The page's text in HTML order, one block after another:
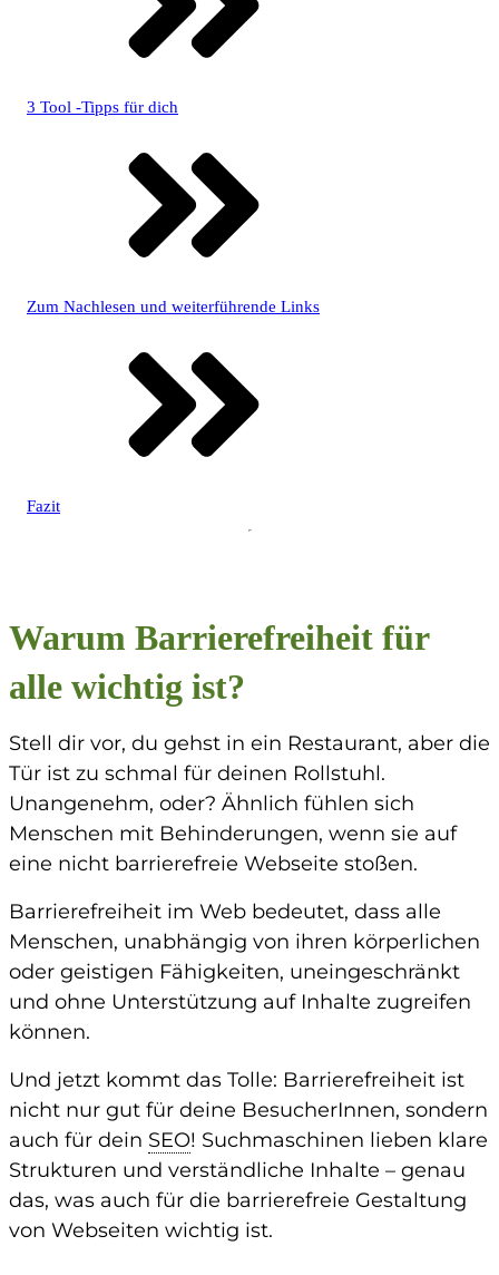
3 Tool -Tipps für dich
Zum Nachlesen und weiterführende Links
Fazit
Warum Barrierefreiheit für
alle wichtig ist?
Stell dir vor, du gehst in ein Restaurant, aber die
Tür ist zu schmal für deinen Rollstuhl.
Unangenehm, oder? Ähnlich fühlen sich
Menschen mit Behinderungen, wenn sie auf
eine nicht barrierefreie Webseite stoßen.
Barrierefreiheit im Web bedeutet, dass alle
Menschen, unabhängig von ihren körperlichen
oder geistigen Fähigkeiten, uneingeschränkt
und ohne Unterstützung auf Inhalte zugreifen
können.
Und jetzt kommt das Tolle: Barrierefreiheit ist
nicht nur gut für deine BesucherInnen, sondern
auch für dein SEO! Suchmaschinen lieben klare
Strukturen und verständliche Inhalte – genau
das, was auch für die barrierefreie Gestaltung
von Webseiten wichtig ist.